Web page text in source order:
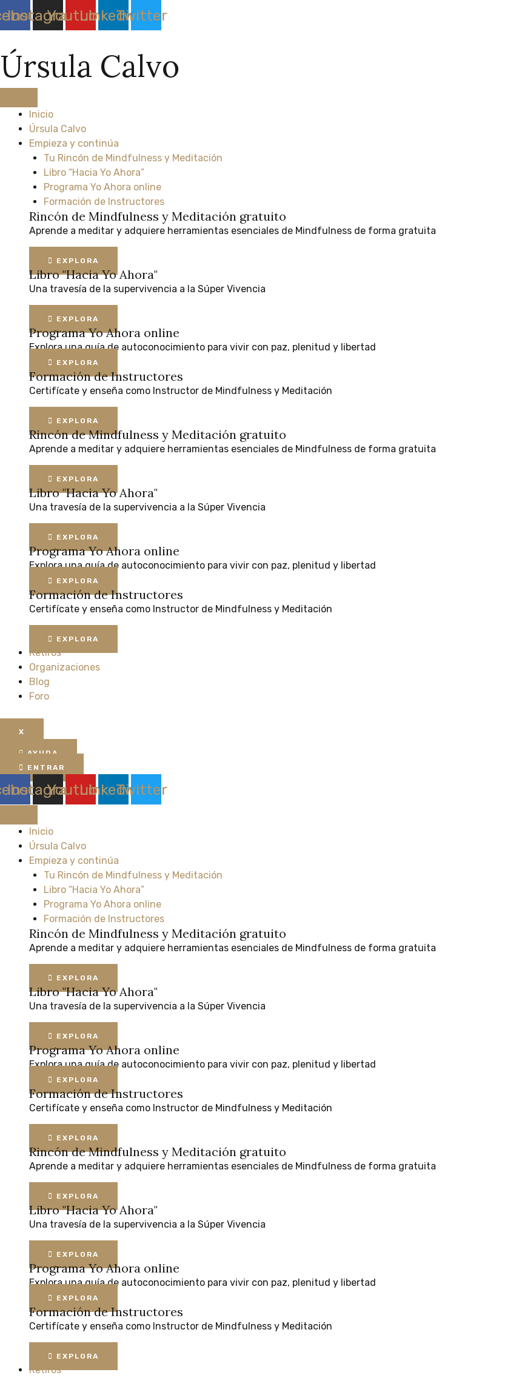
alInstagram
YoutubeLinkedinTwitter
Úrsula Calvo
Inicio
Úrsula Calvo
Empieza y continúa
Tu Rincón de Mindfulness y Meditación
Libro “Hacia Yo Ahora”
Programa Yo Ahora online
Formación de Instructores
Rincón de Mindfulness y Meditación gratuito
Aprende a meditar y adquiere herramientas esenciales de Mindfulness de forma gratuita
EXPLORA
Libro "Hacia Yo Ahora"
Una travesía de la supervivencia a la Súper Vivencia
EXPLORA
Programa Yo Ahora online
Explora una guía de autoconocimiento para vivir con paz, plenitud y libertad
EXPLORA
Formación de Instructores
Certifícate y enseña como Instructor de Mindfulness y Meditación
EXPLORA
Rincón de Mindfulness y Meditación gratuito
Aprende a meditar y adquiere herramientas esenciales de Mindfulness de forma gratuita
EXPLORA
Libro "Hacia Yo Ahora"
Una travesía de la supervivencia a la Súper Vivencia
EXPLORA
Programa Yo Ahora online
Explora una guía de autoconocimiento para vivir con paz, plenitud y libertad
EXPLORA
Formación de Instructores
Certifícate y enseña como Instructor de Mindfulness y Meditación
EXPLORA
Retiros
Organizaciones
Blog
Foro
X
AYUDA
ENTRAR
Instagram
YoutubeLinkedinTwitter
Inicio
Úrsula Calvo
Empieza y continúa
Tu Rincón de Mindfulness y Meditación
Libro “Hacia Yo Ahora”
Programa Yo Ahora online
Formación de Instructores
Rincón de Mindfulness y Meditación gratuito
Aprende a meditar y adquiere herramientas esenciales de Mindfulness de forma gratuita
EXPLORA
Libro "Hacia Yo Ahora"
Una travesía de la supervivencia a la Súper Vivencia
EXPLORA
Programa Yo Ahora online
Explora una guía de autoconocimiento para vivir con paz, plenitud y libertad
EXPLORA
Formación de Instructores
Certifícate y enseña como Instructor de Mindfulness y Meditación
EXPLORA
Rincón de Mindfulness y Meditación gratuito
Aprende a meditar y adquiere herramientas esenciales de Mindfulness de forma gratuita
EXPLORA
Libro "Hacia Yo Ahora"
Una travesía de la supervivencia a la Súper Vivencia
EXPLORA
Programa Yo Ahora online
Explora una guía de autoconocimiento para vivir con paz, plenitud y libertad
EXPLORA
Formación de Instructores
Certifícate y enseña como Instructor de Mindfulness y Meditación
EXPLORA
Retiros